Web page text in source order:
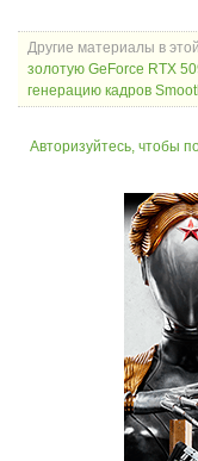
Другие материалы в
золотую GeForce RTX
генерацию кадров
Авторизуйтесь, чтобы